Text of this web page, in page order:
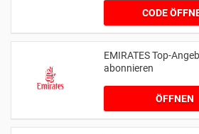
CODE
EMIRATES Top-
abonnieren
ÖFFNEN